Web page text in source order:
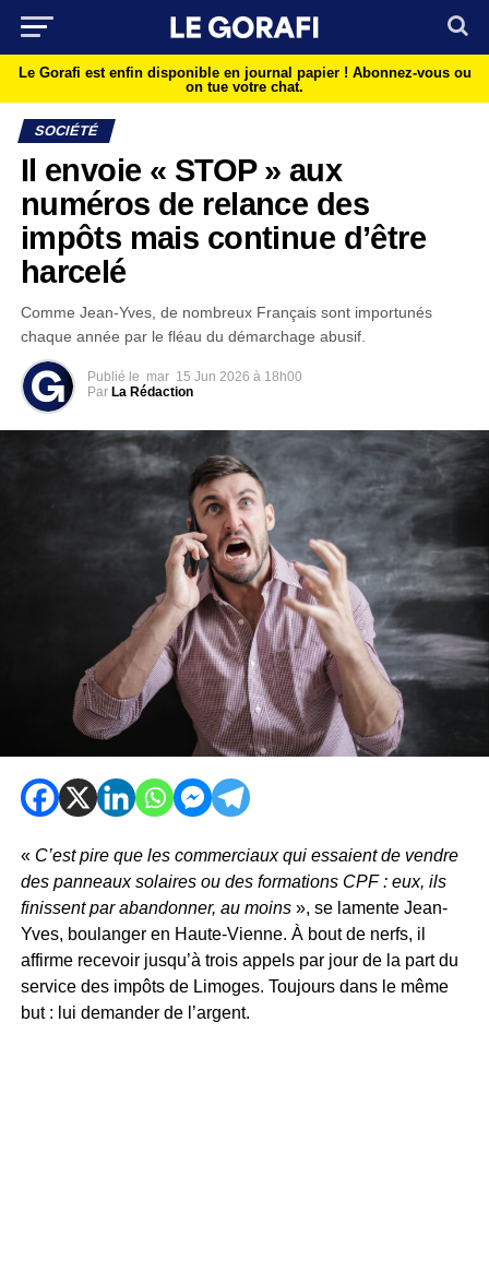
Le Gorafi est enfin disponible en journal papier ! Abonnez-vous ou
on tue votre chat.
SOCIÉTÉ
Il envoie « STOP » aux
numéros de relance des
impôts mais continue d’être
harcelé
Comme Jean-Yves, de nombreux Français sont importunés
chaque année par le fléau du démarchage abusif.
Publié le mar 15 Jun 2026 à 18h00
Par La Rédaction
« C’est pire que les commerciaux qui essaient de vendre
des panneaux solaires ou des formations CPF : eux, ils
finissent par abandonner, au moins», se lamente Jean-
Yves, boulanger en Haute-Vienne. À bout de nerfs, il
affirme recevoir jusqu’à trois appels par jour de la part du
service des impôts de Limoges. Toujours dans le même
but : lui demander de l’argent.